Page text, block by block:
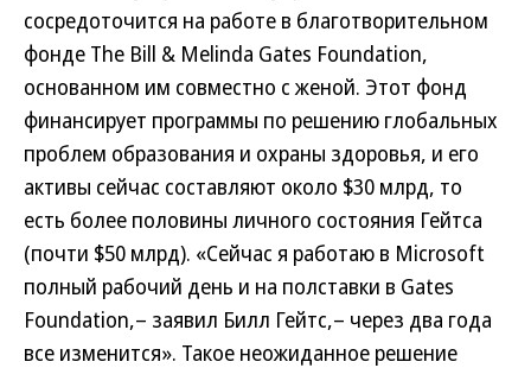
сосредоточится на работе в благотворительном
фонде The Bill & Melinda Gates Foundation,
основанном им совместно с женой. Этот фонд
финансирует программы по решению глобальных
проблем образования и охраны здоровья, и его
активы сейчас составляют около $30 млрд, то
есть более половины личного состояния Гейтса
(почти $50 млрд). «Сейчас я работаю в Microsoft
полный рабочий день и на полставки в Gates
Foundation,– заявил Билл Гейтс,– через два года
все изменится». Такое неожиданное решение